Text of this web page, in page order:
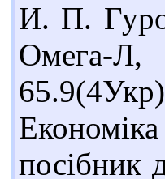
И. П.
Омега-
посібник